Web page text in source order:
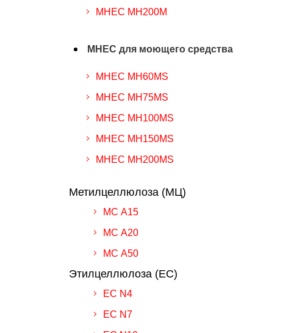
MHEC MH200M
MHEC для моющего средства
MHEC MH60MS
MHEC MH75MS
MHEC MH100MS
MHEC MH150MS
MHEC MH200MS
Метилцеллюлоза (МЦ)
МС А15
МС А20
МС А50
Этилцеллюлоза (EC)
ЕС N4
ЕС N7